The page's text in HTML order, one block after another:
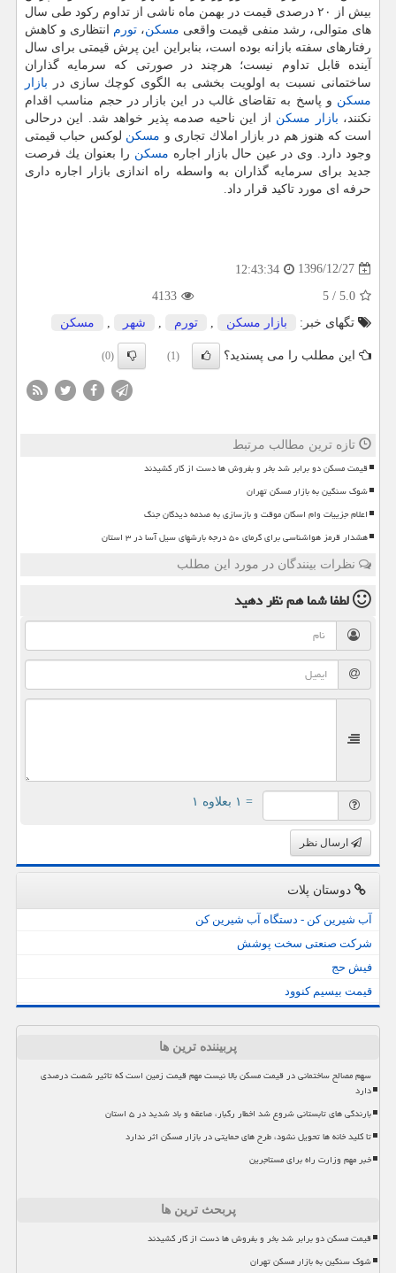
بیش از ۲۰ درصدی قیمت در بهمن ماه ناشی از تداوم ركود طی سال
های متوالی، رشد منفی قیمت واقعی مسكن، تورم انتظاری و كاهش
رفتارهای سفته بازانه بوده است، بنابراین این پرش قیمتی برای سال
آینده قابل تداوم نیست؛ هرچند در صورتی كه سرمایه گذاران
ساختمانی نسبت به اولویت بخشی به الگوی كوچك سازی در بازار
مسكن و پاسخ به تقاضای غالب در این بازار در حجم مناسب اقدام
نكنند، بازار مسكن از این ناحیه صدمه پذیر خواهد شد. این درحالی
است كه هنوز هم در بازار املاك تجاری و مسكن لوكس حباب قیمتی
وجود دارد. وی در عین حال بازار اجاره مسكن را بعنوان یك فرصت
جدید برای سرمایه گذاران به واسطه راه اندازی بازار اجاره داری
حرفه ای مورد تاكید قرار داد.
1396/12/27
12:43:34
5.0
/
5
4133
تگهای خبر:
بازار مسكن تورم شهر مسكن
این مطلب را می پسندید؟ (1)
(0)
تازه ترین مطالب مرتبط
قیمت مسکن دو برابر شد بخر و بفروش ها دست از کار کشیدند
شوک سنگین به بازار مسکن تهران
اعلام جزییات وام اسکان موقت و بازسازی به صدمه دیدگان جنگ
هشدار قرمز هواشناسی برای گرمای ۵۰ درجه بارشهای سیل آسا در ۳ استان
نظرات بینندگان در مورد این مطلب
لطفا شما همنظر دهید
= ۱ بعلاوه ۱
ارسال نظر
دوستان پلات
آب شیرین کن - دستگاه آب شیرین کن
شرکت صنعتی سخت پوشش
فیش حج
قیمت بیسیم کنوود
پربیننده ترین ها
سهم مصالح ساختمانی در قیمت مسکن بالا نیست مهم قیمت زمین است که تاثیر شصت درصدی
دارد
بارندگی های تابستانی شروع شد اخطار رگبار، صاعقه و باد شدید در ۵ استان
تا کلید خانه ها تحویل نشود، طرح های حمایتی در بازار مسکن اثر ندارد
خبر مهم وزارت راه برای مستاجرین
پربحث ترین ها
قیمت مسکن دو برابر شد بخر و بفروش ها دست از کار کشیدند
شوک سنگین به بازار مسکن تهران